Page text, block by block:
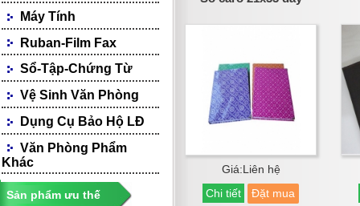
Kệ Mica
Bấm Kim
Bấm Lỗ
Máy Tính
Ruban-Film Fax
Sổ-Tập-Chứng Từ
Sổ
Tập
Chứng Từ
Vệ Sinh Văn Phòng
Dụng Cụ Vệ Sinh
Đồ Dùng Vệ Sinh
Dụng Cụ Bảo Hộ LĐ
Khẩu Trang
Bao Tay
Áo Quần Bảo Hộ
Giày-Dép-Ủng
Văn Phòng Phẩm
Khác
Sản phẩm ưu thế
Giá:Liên hệ
Chi tiết
Đặt mua